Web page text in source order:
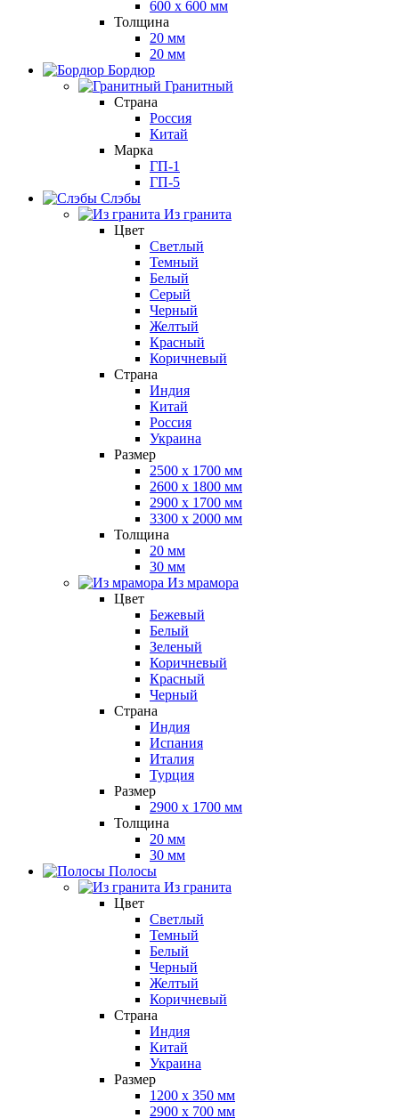
600 х 600 мм
Толщина
20 мм
20 мм
Бордюр
Гранитный
Страна
Россия
Китай
Марка
ГП-1
ГП-5
Слэбы
Из гранита
Цвет
Светлый
Темный
Белый
Серый
Черный
Желтый
Красный
Коричневый
Страна
Индия
Китай
Россия
Украина
Размер
2500 x 1700 мм
2600 x 1800 мм
2900 x 1700 мм
3300 x 2000 мм
Толщина
20 мм
30 мм
Из мрамора
Цвет
Бежевый
Белый
Зеленый
Коричневый
Красный
Черный
Страна
Индия
Испания
Италия
Турция
Размер
2900 x 1700 мм
Толщина
20 мм
30 мм
Полосы
Из гранита
Цвет
Светлый
Темный
Белый
Черный
Желтый
Коричневый
Страна
Индия
Китай
Украина
Размер
1200 x 350 мм
2900 x 700 мм